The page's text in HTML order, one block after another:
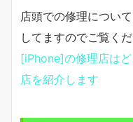
店頭での修理につい
してますのでご覧くだ
[iPhone]の修理店は
店を紹介します